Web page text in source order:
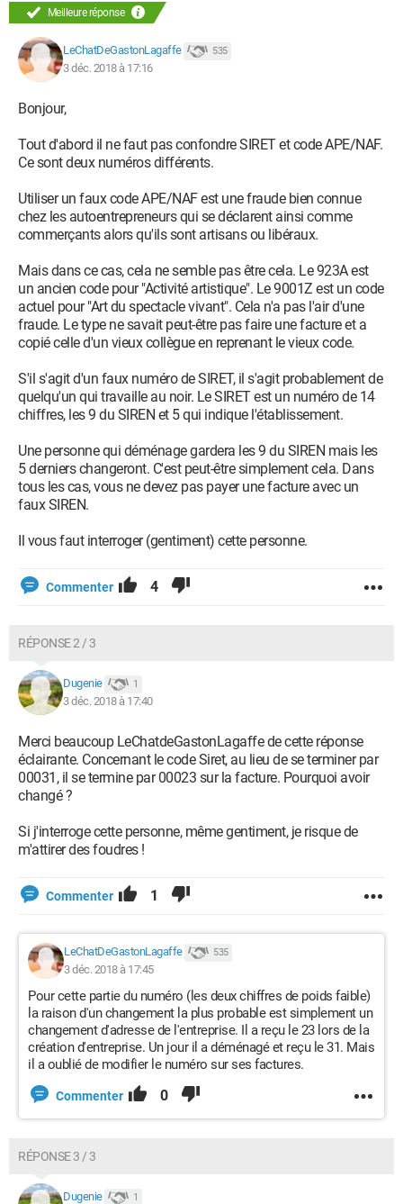
Meilleure réponse
LeChatDeGastonLagaffe 535
3 déc. 2018 à 17:16
Bonjour,
Tout d'abord il ne faut pas confondre SIRET et code APE/NAF.
Ce sont deux numéros différents.
Utiliser un faux code APE/NAF est une fraude bien connue
chez les autoentrepreneurs qui se déclarent ainsi comme
commerçants alors qu'ils sont artisans ou libéraux.
Mais dans ce cas, cela ne semble pas être cela. Le 923A est
un ancien code pour "Activité artistique". Le 9001Z est un code
actuel pour "Art du spectacle vivant". Cela n'a pas l'air d'une
fraude. Le type ne savait peut-être pas faire une facture et a
copié celle d'un vieux collègue en reprenant le vieux code.
S'il s'agit d'un faux numéro de SIRET, il s'agit probablement de
quelqu'un qui travaille au noir. Le SIRET est un numéro de 14
chiffres, les 9 du SIREN et 5 qui indique l'établissement.
Une personne qui déménage gardera les 9 du SIREN mais les
5 derniers changeront. C'est peut-être simplement cela. Dans
tous les cas, vous ne devez pas payer une facture avec un
faux SIREN.
Il vous faut interroger (gentiment) cette personne.
Commenter 4
RÉPONSE 2 / 3
Dugenie 1
3 déc. 2018 à 17:40
Merci beaucoup LeChatdeGastonLagaffe de cette réponse
éclairante. Concernant le code Siret, au lieu de se terminer par
00031, il se termine par 00023 sur la facture. Pourquoi avoir
changé ?
Si j'interroge cette personne, même gentiment, je risque de
m'attirer des foudres !
Commenter 1
LeChatDeGastonLagaffe 535
3 déc. 2018 à 17:45
Pour cette partie du numéro (les deux chiffres de poids faible)
la raison d'un changement la plus probable est simplement un
changement d'adresse de l'entreprise. Il a reçu le 23 lors de la
création d'entreprise. Un jour il a déménagé et reçu le 31. Mais
il a oublié de modifier le numéro sur ses factures.
Commenter 0
RÉPONSE 3 / 3
Dugenie 1